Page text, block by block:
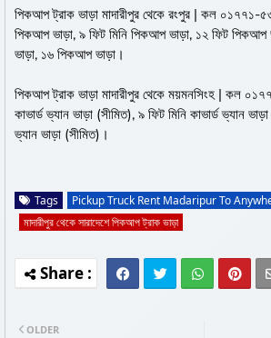
পিকআপ ট্রাক ভাড়া মাদারীপুর থেকে রংপুর | কল ০১৭৭১-
পিকআপ ভাড়া, ৯ ফিট মিনি পিকআপ ভাড়া, ১২ ফিট
ভাড়া, ১৬ পিকআপ ভাড়া।
পিকআপ ট্রাক ভাড়া মাদারীপুর থেকে ময়মনসিংহ | কল
কাভার্ড ভ্যান ভাড়া (সীমিত), ৯ ফিট মিনি কাভার্ড ভ্যান
ভ্যান ভাড়া (সীমিত)।
Tags
Pickup Truck Rent Madaripur To
মাদারীপুর থেকে সারাদেশে পিকআপ ট্রাক ভাড়া
OLDER